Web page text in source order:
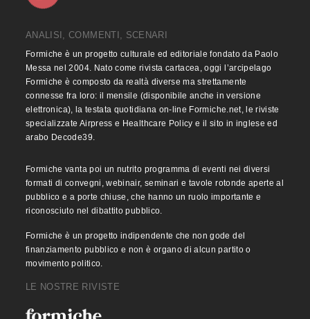
ANALISI, COMMENTI, SCENARI
Formiche è un progetto culturale ed editoriale fondato da Paolo
Messa nel 2004. Nato come rivista cartacea, oggi l’arcipelago
Formiche è composto da realtà diverse ma strettamente
connesse fra loro: il mensile (disponibile anche in versione
elettronica), la testata quotidiana on-line Formiche.net, le riviste
specializzate Airpress e Healthcare Policy e il sito in inglese ed
arabo Decode39.
Formiche vanta poi un nutrito programma di eventi nei diversi
formati di convegni, webinair, seminari e tavole rotonde aperte al
pubblico e a porte chiuse, che hanno un ruolo importante e
riconosciuto nel dibattito pubblico.
Formiche è un progetto indipendente che non gode del
finanziamento pubblico e non è organo di alcun partito o
movimento politico.
LE NOSTRE RIVISTE